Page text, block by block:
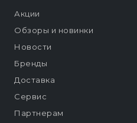
Акции
Обзоры и новинки
Новости
Бренды
Доставка
Сервис
Партнерам